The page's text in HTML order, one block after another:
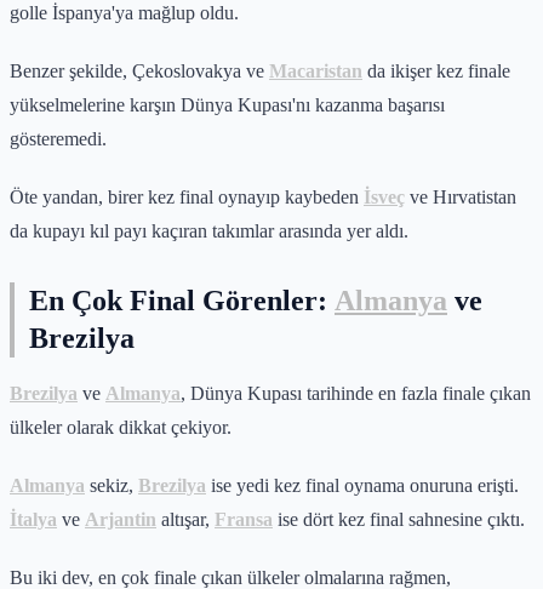
golle İspanya'ya mağlup oldu.
Benzer şekilde, Çekoslovakya ve Macaristan da ikişer kez finale
yükselmelerine karşın Dünya Kupası'nı kazanma başarısı
gösteremedi.
Öte yandan, birer kez final oynayıp kaybeden İsveç ve Hırvatistan
da kupayı kıl payı kaçıran takımlar arasında yer aldı.
En Çok Final Görenler: Almanya ve
Brezilya
Brezilya ve Almanya, Dünya Kupası tarihinde en fazla finale çıkan
ülkeler olarak dikkat çekiyor.
Almanya sekiz, Brezilya ise yedi kez final oynama onuruna erişti.
İtalya ve Arjantin altışar, Fransa ise dört kez final sahnesine çıktı.
Bu iki dev, en çok finale çıkan ülkeler olmalarına rağmen,